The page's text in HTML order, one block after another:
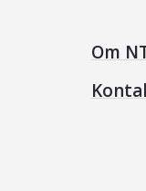
Om